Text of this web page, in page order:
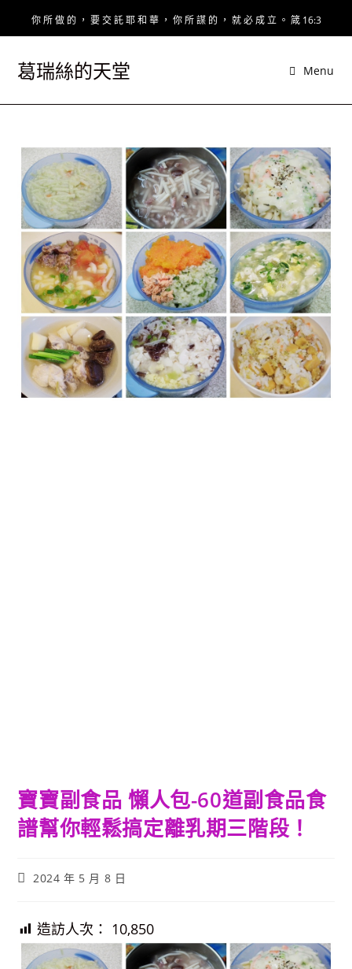
你 所 做 的 ， 要 交 託 耶 和 華 ， 你 所 謀 的 ， 就 必 成 立 。 箴 16:3
葛瑞絲的天堂 Menu
寶寶副食品 懶人包-60道副食品食
譜幫你輕鬆搞定離乳期三階段！
Post2024 年 5 月 8 日
造訪人次： 10,850